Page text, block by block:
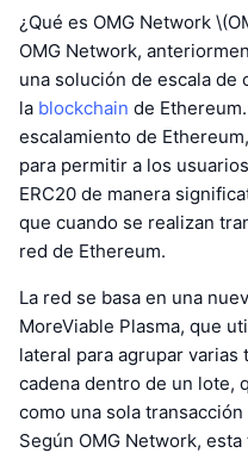
¿Qué es OMG Network
OMG Network,
una solución de escala de
la blockchain de
escalamiento de
para permitir a los
ERC20 de manera
que cuando se realizan
red de Ethereum.
La red se basa en una
MoreViable Plasma, que
lateral para agrupar
cadena dentro de un lote,
como una sola
Según OMG Network,